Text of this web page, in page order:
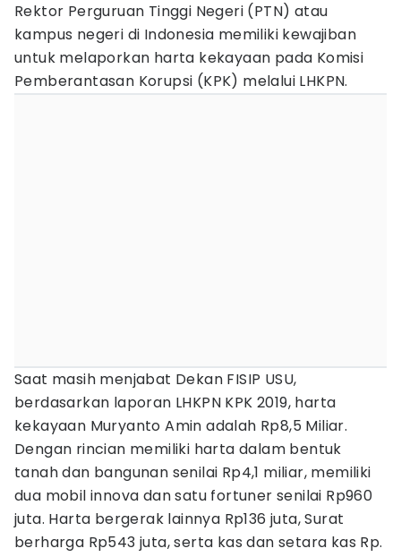
Rektor Perguruan Tinggi Negeri (PTN) atau
kampus negeri di Indonesia memiliki kewajiban
untuk melaporkan harta kekayaan pada Komisi
Pemberantasan Korupsi (KPK) melalui LHKPN.
Saat masih menjabat Dekan FISIP USU,
berdasarkan laporan LHKPN KPK 2019, harta
kekayaan Muryanto Amin adalah Rp8,5 Miliar.
Dengan rincian memiliki harta dalam bentuk
tanah dan bangunan senilai Rp4,1 miliar, memiliki
dua mobil innova dan satu fortuner senilai Rp960
juta. Harta bergerak lainnya Rp136 juta, Surat
berharga Rp543 juta, serta kas dan setara kas Rp.